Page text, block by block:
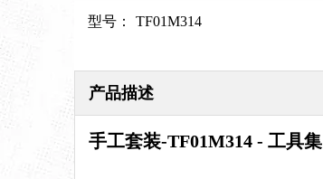
型号： TF01M314
产品描述
手工套装-TF01M314 - 工具集